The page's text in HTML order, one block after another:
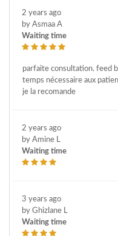
2 years ago
by Asmaa A
Waiting time
parfaite consultation. feed
temps nécessaire aux
je la recomande
2 years ago
by Amine L
Waiting time
3 years ago
by Ghizlane L
Waiting time